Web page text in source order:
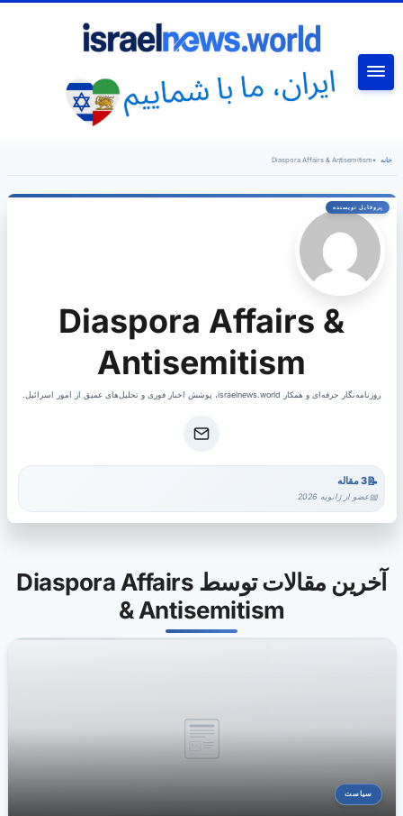
خانه •
Diaspora Affairs & Antisemitism
Diaspora Affairs &
Antisemitism
روزنامه‌نگار حرفه‌ای و همکار israelnews.world، پوشش اخبار فوری و تحلیل‌های عمیق از امور اسرائیل.
3 مقاله
عضو از ژانویه 2026
آخرین مقالات توسط Diaspora Affairs
& Antisemitism
سیاست